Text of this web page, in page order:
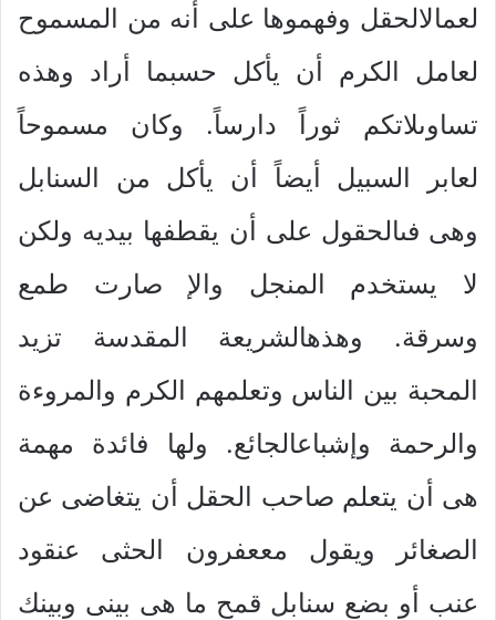
لعمالالحقل وفهموها على أنه من المسموح
لعامل الكرم أن يأكل حسبما أراد وهذه
تساوىلاتكم ثوراً دارساً. وكان مسموحاً
لعابر السبيل أيضاً أن يأكل من السنابل
وهى فىالحقول على أن يقطفها بيديه ولكن
لا يستخدم المنجل والإ صارت طمع
وسرقة. وهذهالشريعة المقدسة تزيد
المحبة بين الناس وتعلمهم الكرم والمروءة
والرحمة وإشباعالجائع. ولها فائدة مهمة
هى أن يتعلم صاحب الحقل أن يتغاضى عن
الصغائر ويقول مععفرون الحثى عنقود
عنب أو بضع سنابل قمح ما هى بينى وبينك